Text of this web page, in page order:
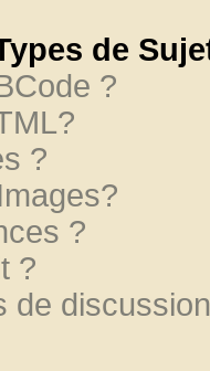
de
?
?
?
?
de